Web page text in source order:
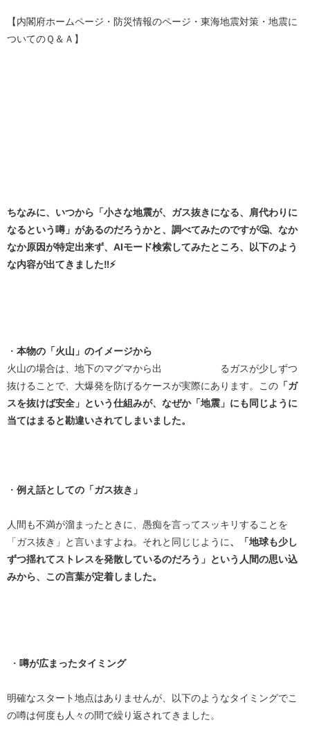
【内閣府ホームページ・防災情報のページ・東海地震対策・地震に
ついてのＱ＆Ａ】
ちなみに、いつから「小さな地震が、ガス抜きになる、肩代わりに
なるという噂」があるのだろうかと、調べてみたのですが🤔、なか
なか原因が特定出来ず、AIモード検索してみたところ、以下のよう
な内容が出てきました‼️⚡
・ 本物の「火山」のイメージから
火山の場合は、地下のマグマから出 るガスが少しずつ
抜けることで、大爆発を防げるケースが実際にあります。この 「ガ
スを抜けば安全」という仕組みが、なぜか「地震」にも同じように
当てはまると勘違いされてしまいました。
・ 例え話としての「ガス抜き」
人間も不満が溜まったときに、愚痴を言ってスッキリすることを
「ガス抜き」と言いますよね。それと同じじように、「地球も少し
ずつ揺れてストレスを発散しているのだろう」という人間の思い込
みから、この言葉が定着しました。
・ 噂が広まったタイミング
明確なスタート地点はありませんが、以下のようなタイミングでこ
の噂は何度も人々の間で繰り返されてきました。